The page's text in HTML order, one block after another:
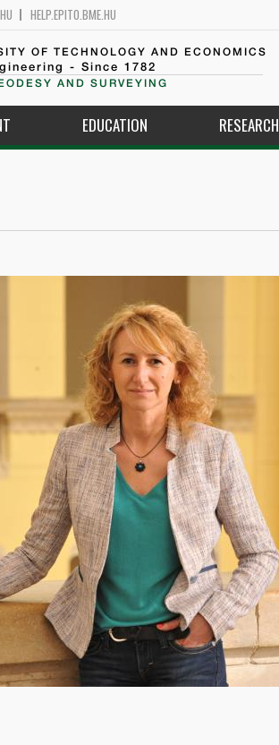
HELP.EPITO.BME.HU
OF TECHNOLOGY AND ECONOMICS
- Since 1782
AND SURVEYING
EDUCATION RESEARCH